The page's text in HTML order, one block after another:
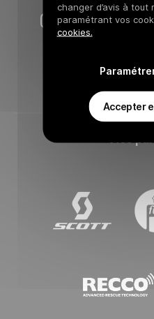
Instagram Les 3
Tiktok
SCOTT
Recco
changer d’avis à tout
paramétrant vos
cookies.
Accepter